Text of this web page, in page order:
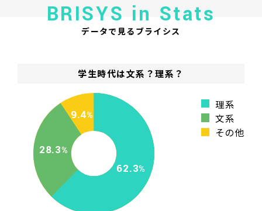
BRISYS in Stats
データで見るブライシス
学生時代は文系？理系？
62.3
28.3
9.4
理系
文系
その他